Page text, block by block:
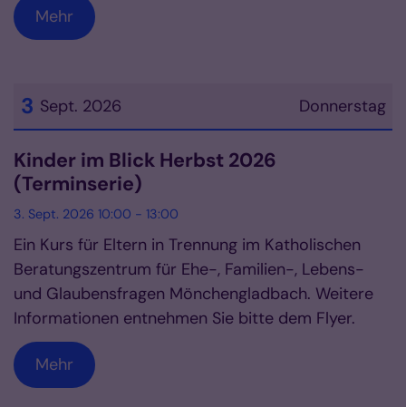
Mehr
Donnerstag
3 Sept. 2026
Datum: 3. September 2026
Kinder im Blick Herbst 2026
(Terminserie)
3. Sept. 2026 10:00 - 13:00
Ein Kurs für Eltern in Trennung im Katholischen
Beratungszentrum für Ehe-, Familien-, Lebens-
und Glaubensfragen Mönchengladbach. Weitere
Informationen entnehmen Sie bitte dem Flyer.
Mehr